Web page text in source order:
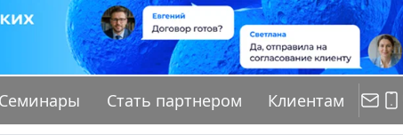
Семинары Стать партнером Клиентам